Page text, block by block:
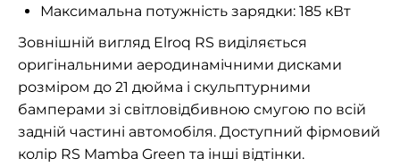
Максимальна потужність зарядки: 185 кВт
Зовнішній вигляд Elroq RS виділяється
оригінальними аеродинамічними дисками
розміром до 21 дюйма і скульптурними
бамперами зі світловідбивною смугою по всій
задній частині автомобіля. Доступний фірмовий
колір RS Mamba Green та інші відтінки.